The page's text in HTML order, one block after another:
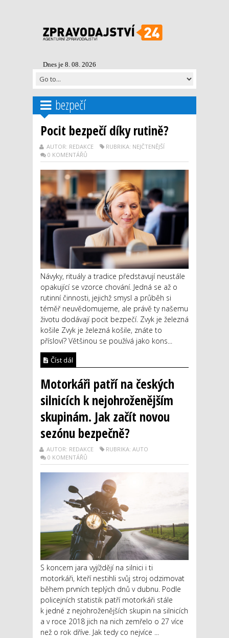
Dnes je 8. 08. 2026
bezpečí
Pocit bezpečí díky rutině?
AUTOR: REDAKCE
RUBRIKA: NEJČTENĚJŠÍ
0 KOMENTÁŘŮ
Návyky, rituály a tradice představují neustále
opakující se vzorce chování. Jedná se až o
rutinní činnosti, jejichž smysl a průběh si
téměř neuvědomujeme, ale právě ty našemu
životu dodávají pocit bezpečí. Zvyk je železná
košile Zvyk je železná košile, znáte to
přísloví? Většinou se používá jako kons...
Číst dál
Motorkáři patří na českých
silnicích k nejohroženějším
skupinám. Jak začít novou
sezónu bezpečně?
AUTOR: REDAKCE
RUBRIKA: AUTO
0 KOMENTÁŘŮ
S koncem jara vyjíždějí na silnici i ti
motorkáři, kteří nestihli svůj stroj odzimovat
během prvních teplých dnů v dubnu. Podle
policejních statistik patří motorkáři stále
k jedné z nejohroženějších skupin na silnicích
a v roce 2018 jich na nich zemřelo o 27 více
než o rok dříve. Jak tedy co nejvíce ...